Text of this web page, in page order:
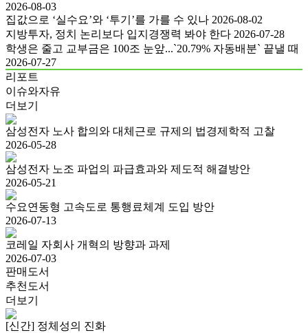
2026-08-03
집값으로 ‘실수요’와 ‘투기’를 가를 수 있나 2026-08-02
지방투자, 정치 논리보다 입지경쟁력 봐야 한다 2026-07-28
학생은 줄고 교부금은 100조 눈앞...`20.79% 자동배분` 끝낼 때
2026-07-27
리포트
이슈와자유
더보기
삼성전자 노사 합의와 대체근로 규제의 법경제학적 고찰
2026-05-28
삼성전자 노조 파업의 파급효과와 제도적 해결방안
2026-05-21
수요연동형 고속도로 통행료체계 도입 방안
2026-07-13
코레일 자회사 개혁의 방향과 과제
2026-07-03
판매도서
추천도서
더보기
[신간] 정체성의 진화